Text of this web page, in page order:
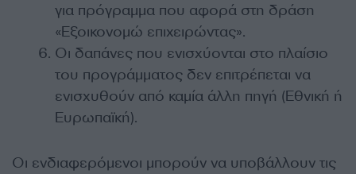
για πρόγραμμα που αφορά στη δράση
«Εξοικονομώ επιχειρώντας».
Οι δαπάνες που ενισχύονται στο πλαίσιο
του προγράμματος δεν επιτρέπεται να
ενισχυθούν από καμία άλλη πηγή (Εθνική ή
Ευρωπαϊκή).
Οι ενδιαφερόμενοι μπορούν να υποβάλλουν τις